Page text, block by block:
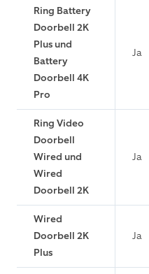
Ring Battery
Doorbell 2K
Plus und
Battery
Doorbell 4K
Pro
Ja
Ring Video
Doorbell
Wired und
Wired
Doorbell 2K
Ja
Wired
Doorbell 2K
Plus
Ja